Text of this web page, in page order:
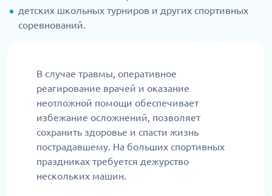
детских школьных турниров и других спортивных
соревнований.
В случае травмы, оперативное
реагирование врачей и оказание
неотложной помощи обеспечивает
избежание осложнений, позволяет
сохранить здоровье и спасти жизнь
пострадавшему. На больших спортивных
праздниках требуется дежурство
нескольких машин.